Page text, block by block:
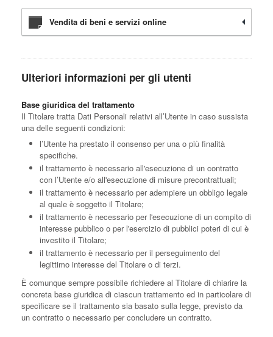
Vendita di beni e servizi online
Ulteriori informazioni per gli utenti
Base giuridica del trattamento
Il Titolare tratta Dati Personali relativi all’Utente in caso sussista
una delle seguenti condizioni:
l’Utente ha prestato il consenso per una o più finalità
specifiche.
il trattamento è necessario all'esecuzione di un contratto
con l’Utente e/o all'esecuzione di misure precontrattuali;
il trattamento è necessario per adempiere un obbligo legale
al quale è soggetto il Titolare;
il trattamento è necessario per l'esecuzione di un compito di
interesse pubblico o per l'esercizio di pubblici poteri di cui è
investito il Titolare;
il trattamento è necessario per il perseguimento del
legittimo interesse del Titolare o di terzi.
È comunque sempre possibile richiedere al Titolare di chiarire la
concreta base giuridica di ciascun trattamento ed in particolare di
specificare se il trattamento sia basato sulla legge, previsto da
un contratto o necessario per concludere un contratto.